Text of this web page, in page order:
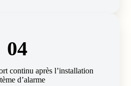
04
continu après l’installation
d’alarme